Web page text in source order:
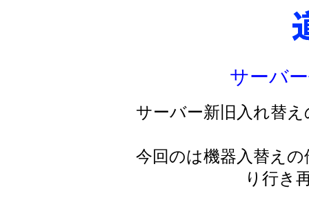
サーバ
サーバー新旧入れ替
今回のは機器入替え
り行き